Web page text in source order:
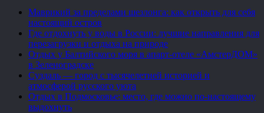
Маврикий за пределами шезлонга: как открыть для себя
настоящий остров
Где отдохнуть у воды в России: лучшие направления для
перезагрузки и отдыха на природе
Отдых у Балтийского моря в апарт-отеле «АмстерДОМ»
в Зеленоградске
Суздаль — город с тысячелетней историей и
атмосферой русского уюта
Отдых в Подмосковье: место, где можно по-настоящему
выдохнуть